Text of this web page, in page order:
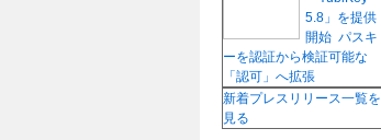
5.8」を提供
開始 パスキ
ーを認証から検証可能な
「認可」へ拡張
新着プレスリリース一覧を
見る